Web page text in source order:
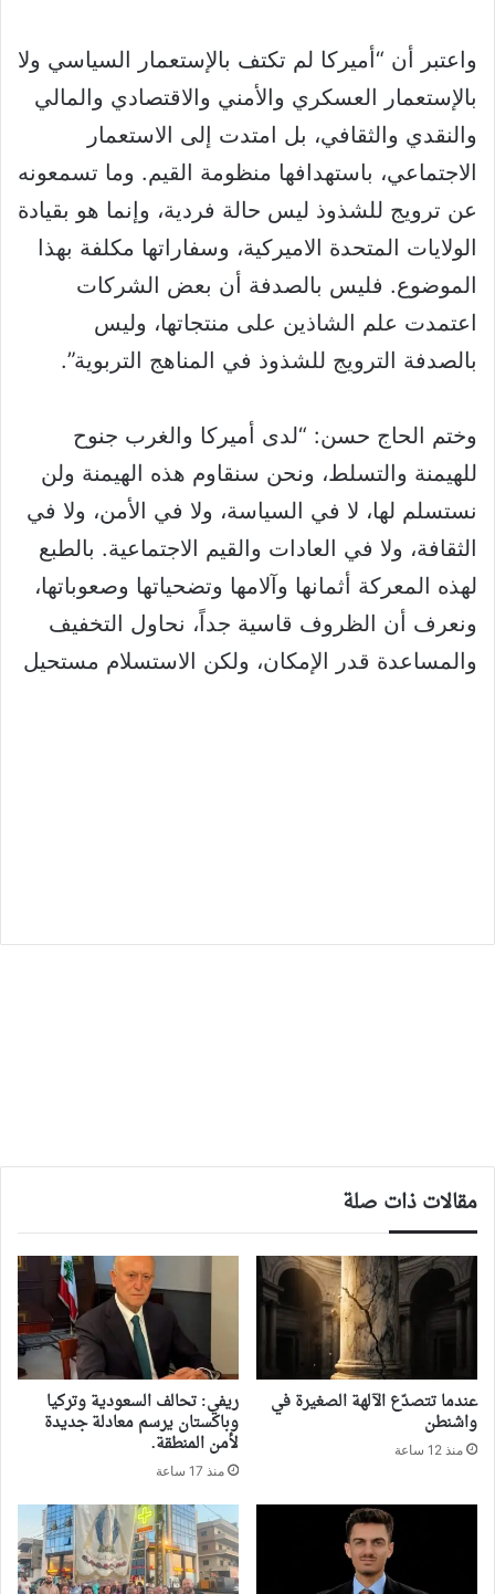
واعتبر أن “أميركا لم تكتف بالإستعمار السياسي ولا
بالإستعمار العسكري والأمني والاقتصادي والمالي
والنقدي والثقافي، بل امتدت إلى الاستعمار
الاجتماعي، باستهدافها منظومة القيم. وما تسمعونه
عن ترويج للشذوذ ليس حالة فردية، وإنما هو بقيادة
الولايات المتحدة الاميركية، وسفاراتها مكلفة بهذا
الموضوع. فليس بالصدفة أن بعض الشركات
اعتمدت علم الشاذين على منتجاتها، وليس
بالصدفة الترويج للشذوذ في المناهج التربوية”.
وختم الحاج حسن: “لدى أميركا والغرب جنوح
للهيمنة والتسلط، ونحن سنقاوم هذه الهيمنة ولن
نستسلم لها، لا في السياسة، ولا في الأمن، ولا في
الثقافة، ولا في العادات والقيم الاجتماعية. بالطبع
لهذه المعركة أثمانها وآلامها وتضحياتها وصعوباتها،
ونعرف أن الظروف قاسية جداً، نحاول التخفيف
والمساعدة قدر الإمكان، ولكن الاستسلام مستحيل
مقالات ذات صلة
‏عندما تتصدّع الآلهة الصغيرة في
واشنطن
منذ 12 ساعة
ريفي: تحالف السعودية وتركيا
وباكستان يرسم معادلة جديدة
لأمن المنطقة.
منذ 17 ساعة